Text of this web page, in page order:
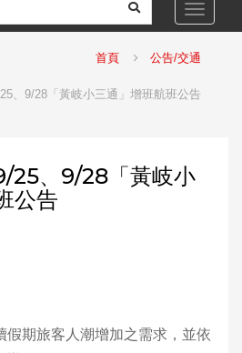
Toggle
首頁 公告/交通
25、9/28「黃岐小三通」增班航班公告
25、9/28「黃岐小
公告
假期旅客人潮增加之需求，並依